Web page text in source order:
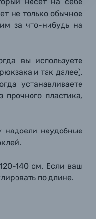
на
на
не только обычное
за что-нибудь на
вы используете
и так далее).
устанавливаете
пластика,
надоели неудобные
140 см. Если ваш
по длине.
на